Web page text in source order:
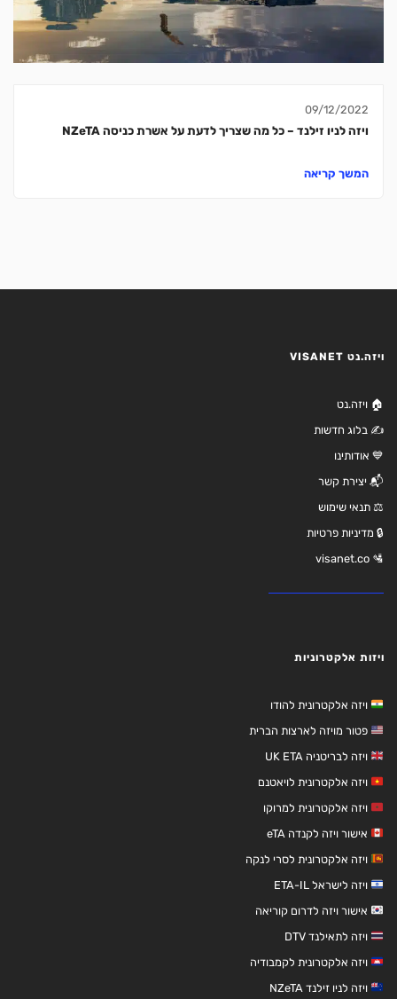
09/12/2022
ויזה לניו זילנד – כל מה שצריך לדעת על אשרת כניסה NZeTA
המשך קריאה
ויזה.נט VISANET
🏠 ויזה.נט
✍️ בלוג חדשות
💙 אודותינו
📬 יצירת קשר
⚖️ תנאי שימוש
🔒 מדיניות פרטיות
🛂 visanet.co
ויזות אלקטרוניות
ויזה אלקטרונית להודו
פטור מויזה לארצות הברית
ויזה לבריטניה UK ETA
ויזה אלקטרונית לויאטנם
ויזה אלקטרונית למרוקו
אישור ויזה לקנדה eTA
ויזה אלקטרונית לסרי לנקה
ויזה לישראל ETA-IL
אישור ויזה לדרום קוריאה
ויזה לתאילנד DTV
ויזה אלקטרונית לקמבודיה
ויזה לניו זילנד NZeTA